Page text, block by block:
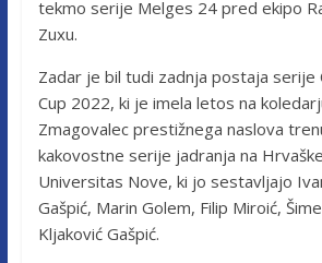
tekmo serije Melges 24 pred ekipo
Zuxu.
Zadar je bil tudi zadnja postaja serije
Cup 2022, ki je imela letos na
Zmagovalec prestižnega naslova
kakovostne serije jadranja na
Universitas Nove, ki jo sestavljajo
Gašpić, Marin Golem, Filip Miroić,
Kljaković Gašpić.